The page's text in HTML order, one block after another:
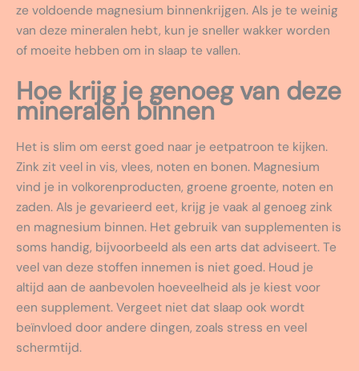
ze voldoende magnesium binnenkrijgen. Als je te weinig
van deze mineralen hebt, kun je sneller wakker worden
of moeite hebben om in slaap te vallen.
Hoe krijg je genoeg van deze
mineralen binnen
Het is slim om eerst goed naar je eetpatroon te kijken.
Zink zit veel in vis, vlees, noten en bonen. Magnesium
vind je in volkorenproducten, groene groente, noten en
zaden. Als je gevarieerd eet, krijg je vaak al genoeg zink
en magnesium binnen. Het gebruik van supplementen is
soms handig, bijvoorbeeld als een arts dat adviseert. Te
veel van deze stoffen innemen is niet goed. Houd je
altijd aan de aanbevolen hoeveelheid als je kiest voor
een supplement. Vergeet niet dat slaap ook wordt
beïnvloed door andere dingen, zoals stress en veel
schermtijd.